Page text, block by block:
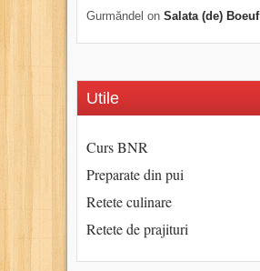
Gurmăndel on Salata (de) Boeuf
Utile
Curs BNR
Preparate din pui
Retete culinare
Retete de prajituri